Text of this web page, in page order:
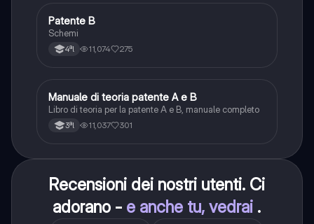
Altro
Patente B
Schemi
4ªl 11,074 275
Italiano
Manuale di teoria patente A e B
Libro di teoria per la patente A e B, manuale completo
3ªl 11,037 301
Recensioni dei nostri utenti. Ci
adorano - e anche tu, vedrai .